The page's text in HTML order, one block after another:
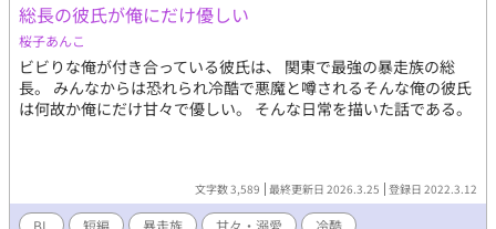
総長の彼氏が俺にだけ優しい
桜子あんこ
ビビりな俺が付き合っている彼氏は、 関東で最強の暴走族の総
長。 みんなからは恐れられ冷酷で悪魔と噂されるそんな俺の彼氏
は何故か俺にだけ甘々で優しい。 そんな日常を描いた話である。
文字数 3,589 最終更新日 2026.3.25 登録日 2022.3.12
BL 短編 暴走族 甘々・溺愛
冷酷